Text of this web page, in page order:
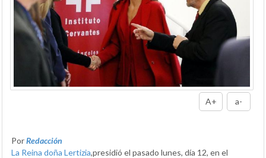
A+ a-
PorRedacción
La Reina doña Lertizia,presidió el pasado lunes, día 12, en el